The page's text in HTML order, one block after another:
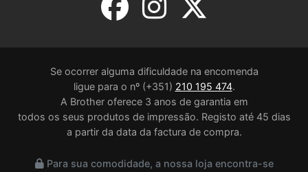
Se ocorrer alguma dificuldade na encomenda
ligue para o nº (+351) 210 195 474.
A Brother oferece 3 anos de garantia em
todos os seus produtos de impressão. Registo até 45 dias
a partir da data da factura de compra.
Para sua comodidade, a nossa loja encontra-se